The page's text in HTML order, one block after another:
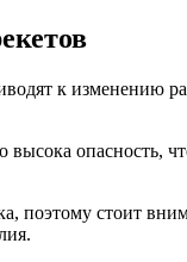
к изменению
высока опасность,
поэтому стоит